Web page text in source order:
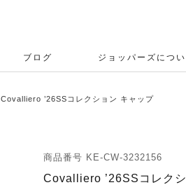
ブログ ジョッパーズについ
Covalliero ’26SSコレクション キャップ
商品番号 KE-CW-3232156
Covalliero ’26SSコレク